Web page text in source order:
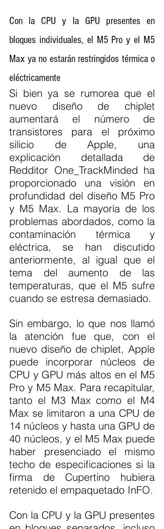
Con la CPU y la GPU presentes en
bloques individuales, el M5 Pro y el M5
Max ya no estarán restringidos térmica o
eléctricamente
Si bien ya se rumorea que el
nuevo diseño de chiplet
aumentará el número de
transistores para el próximo
silicio de Apple, una
explicación detallada de
Redditor One_TrackMinded ha
proporcionado una visión en
profundidad del diseño M5 Pro
y M5 Max. La mayoría de los
problemas abordados, como la
contaminación térmica y
eléctrica, se han discutido
anteriormente, al igual que el
tema del aumento de las
temperaturas, que el M5 sufre
cuando se estresa demasiado.
Sin embargo, lo que nos llamó
la atención fue que, con el
nuevo diseño de chiplet, Apple
puede incorporar núcleos de
CPU y GPU más altos en el M5
Pro y M5 Max. Para recapitular,
tanto el M3 Max como el M4
Max se limitaron a una CPU de
14 núcleos y hasta una GPU de
40 núcleos, y el M5 Max puede
haber presenciado el mismo
techo de especificaciones si la
firma de Cupertino hubiera
retenido el empaquetado InFO.
Con la CPU y la GPU presentes